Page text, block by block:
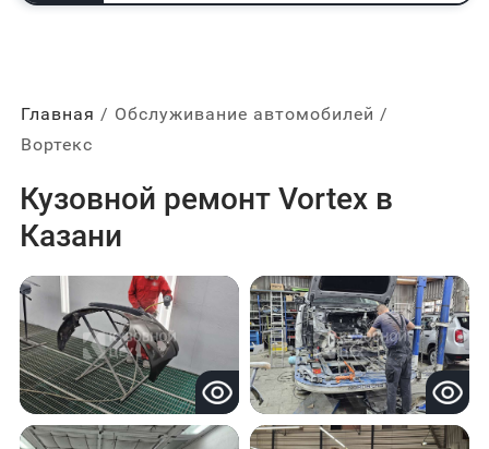
Главная
Обслуживание автомобилей
Вортекс
Кузовной ремонт Vortex в
Казани